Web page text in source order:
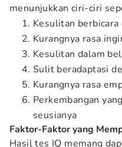
menunjukkan ciri-ciri
Kesulitan
Kurangnya rasa
Kesulitan dalam
Sulit beradaptasi
Kurangnya rasa
Perkembangan
seusianya
Faktor-Faktor yang
Hasil tes IQ memang